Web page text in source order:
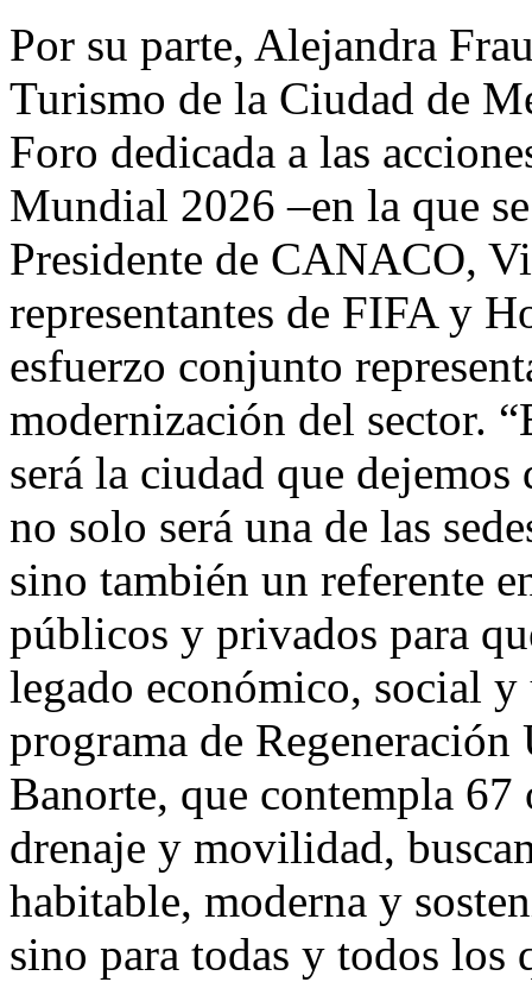
Por su parte, Alejandra
Turismo de la Ciudad de
Foro dedicada a las
Mundial 2026 –en la que
Presidente de CANACO,
representantes de FIFA y
esfuerzo conjunto
modernización del sector.
será la ciudad que
no solo será una de las
sino también un referente
públicos y privados para
legado económico, social
programa de
Banorte, que contempla 67
drenaje y movilidad,
habitable, moderna y
sino para todas y todos los